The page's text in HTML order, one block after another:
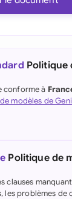
Politique
conforme à
modèles de
Politique de
clauses
les problèmes de